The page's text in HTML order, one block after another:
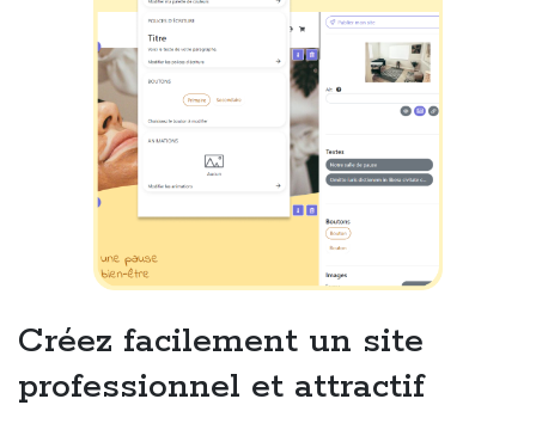
Créez facilement un site
professionnel et attractif